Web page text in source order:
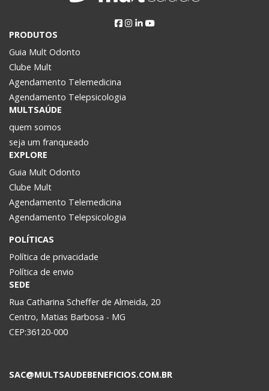
PRODUTOS
Guia Mult Odonto
Clube Mult
Agendamento Telemedicina
Agendamento Telepsicologia
MULTSAÚDE
quem somos
seja um franqueado
EXPLORE
Guia Mult Odonto
Clube Mult
Agendamento Telemedicina
Agendamento Telepsicologia
POLÍTICAS
Política de privacidade
Política de envio
SEDE
Rua Catharina Scheffer de Almeida, 20
Centro, Matias Barbosa - MG
CEP:36120-000
SAC@MULTSAUDEBENEFICIOS.COM.BR